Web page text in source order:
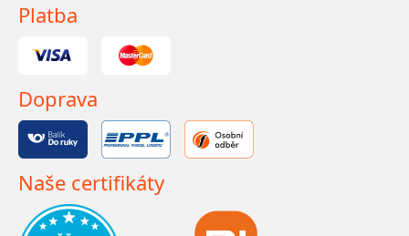
Platba
Doprava
Naše certifikáty